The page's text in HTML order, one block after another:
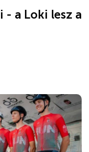
- a Loki lesz a